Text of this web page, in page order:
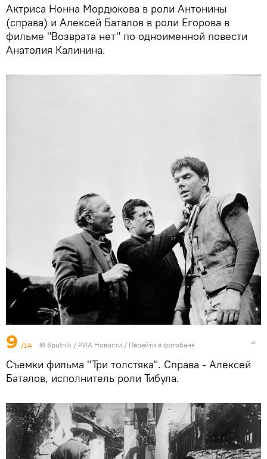
Актриса Нонна Мордюкова в роли Антонины
(справа) и Алексей Баталов в роли Егорова в
фильме "Возврата нет" по одноименной повести
Анатолия Калинина.
9 /14 © Sputnik / РИА Новости / Перейти в фотобанк
Съемки фильма "Три толстяка". Справа - Алексей
Баталов, исполнитель роли Тибула.